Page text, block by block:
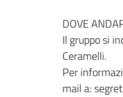
DOVE
Il gruppo si
Ceramelli.
Per
mail a: